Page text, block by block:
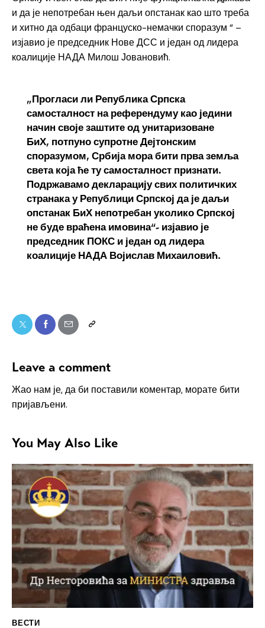
и да је непотребан њен даљи опстанак као што треба
и хитно да одбаци француско-немачки споразум “ –
изјавио је председник Нове ДСС и један од лидера
коалиције НАДА Милош Јовановић.
„Прогласи ли Република Српска
самосталност на референдуму као једини
начин своје заштите од унитаризоване
БиХ, потпуно супротне Дејтонским
споразумом, Србија мора бити прва земља
света која ће ту самосталност признати.
Подржавамо декларацију свих политичких
странака у Републици Српској да је даљи
опстанак БиХ непотребан уколико Српској
не буде враћена имовина“- изјавио је
председник ПОКС и један од лидера
коалиције НАДА Војислав Михаиловић.
Leave a comment
Жао нам је, да би поставили коментар, морате бити
пријављени.
You May Also Like
ВЕСТИ